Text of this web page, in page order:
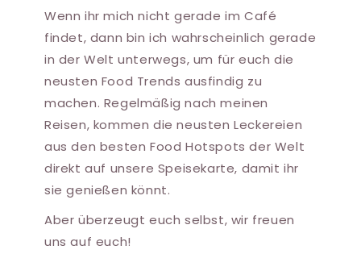
Wenn ihr mich nicht gerade im Café
findet, dann bin ich wahrscheinlich gerade
in der Welt unterwegs, um für euch die
neusten Food Trends ausfindig zu
machen. Regelmäßig nach meinen
Reisen, kommen die neusten Leckereien
aus den besten Food Hotspots der Welt
direkt auf unsere Speisekarte, damit ihr
sie genießen könnt.
Aber überzeugt euch selbst, wir freuen
uns auf euch!